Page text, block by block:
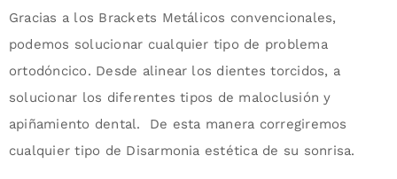
Gracias a los Brackets Metálicos convencionales,
podemos solucionar cualquier tipo de problema
ortodóncico. Desde alinear los dientes torcidos, a
solucionar los diferentes tipos de maloclusión y
apiñamiento dental. De esta manera corregiremos
cualquier tipo de Disarmonia estética de su sonrisa.